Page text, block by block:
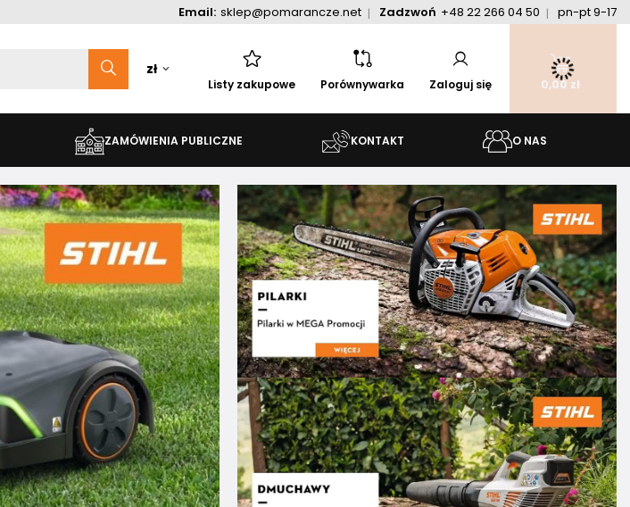
Email: sklep@pomarancze.net Zadzwoń +48 22 266 04 50 pn-pt 9-17
zł
Listy zakupowe Porównywarka Zaloguj się 0,00 zł
ZAMÓWIENIA PUBLICZNE KONTAKT O NAS